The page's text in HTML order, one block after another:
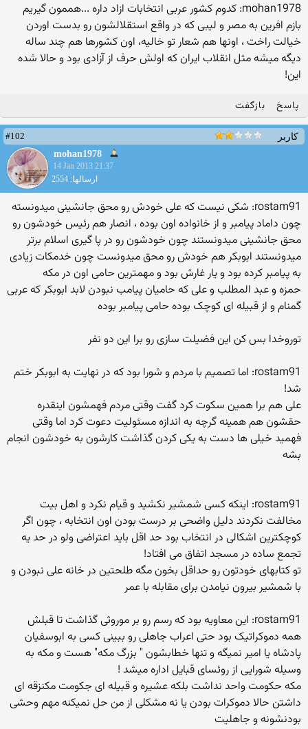
mohan1978: کدوم کشور عربی انتخابات ازاد داره ...هممون گیریم
بازم افرین به مصر و لیبی که در واقع استقلالشون رو بدست اوردن
خیالت راخت ، اونها هم شعار تو خالیه، اون کشورها هم چند ساله
دیگه میشه مثل انقلاب ایران که اولش حرف از آزادی بود و حالا شده
این!
پاسخ بازگفت
کاربر
#102
mohan1978
14 Jan 2013 21:37
ارسالها: 2554
rostam91: شکی نیست که علی خودش رو محق جانشینی میدونسته
چون داماد پیامبر و از خانواده اون بوده ، انصار هم رئیس خودشون رو
محق جانشینی میدونستند چون خودشون رو در پا گیری اسلام برتر
میدونستند ابوبکر هم خودش رو محق میدونست چون خدمکات زیادی
به پیامبر کرده بود و یار غارش بود و مهمترین حامی اون در مکه
حمزه و عبد المطلب و علی که حامیان پیامب نبودن لابد ابوبکر که عربی
گمنام و از قبیله ای کوچک بوده حامی پیامبر بوده
توروخدا بس کن این فضیلت سازی رو برا این دو نفر
rostam91: اما تصمیم با مردم و شورا بود که در نهایت به ابوبکر ختم
شد!
علی هم برا همین سکوت کرد گفت وقتی مردم فهمشون اینقدره
حقشون هم همینه گرچه به اندازه مسئولیت دعوت کرد اما وقتی
فهمید خیلی ها دست به یکی کردن گذاشت کارشون به خودشون انجام
بشه
rostam91: اینکه کسی شمشیر نکشید و قیام نکرد و اهل بیت
مخالفت نکردند دلیل واضحی بر درست بودن اون انتخابه ، چون اگر
کوچکترین اشکالی در انتخاب بود حد اقل باید اعتراضی ولو در حد یه
تجمع ساده در مسجد اتفاق می افتاد!
تو کتابهای خودتون رو حداقل بخون مگه طلحتین در خانه علی نبودن و
با شمشیر بیرون نیامدن برای مقابله با عمر
rostam91: این معاویه بود که رسم رو بر موروثی گذاشت تا قبلش
همه دموکراتیک بود حتی اعراب جاهلی رو ببینی کسی به ابوسفیان
پادشاه یا امیر نمیگه و تنها خطابشون " بزرگ مکه" هست و مکه به
وسیله شورایی از روئسای قبایل اداره میشد !
مکه حکومت واحد نداشت بلکه عشیره و قبیله ای جکومت مکنزقه ای
داشتن حالا دموکرات بودن یا نه مشکلی از من حل نمیکنه مهم وحشی
بودنشونه و جاهلیت